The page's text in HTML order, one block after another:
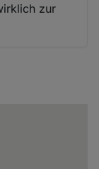
zur